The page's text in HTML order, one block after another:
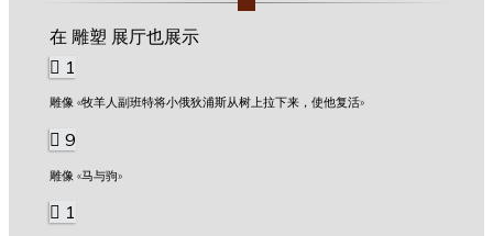
在 雕塑 展厅也展示
1
雕像 «牧羊人副班特将小俄狄浦斯从树上拉下来，使他复活»
9
雕像 «马与驹»
1